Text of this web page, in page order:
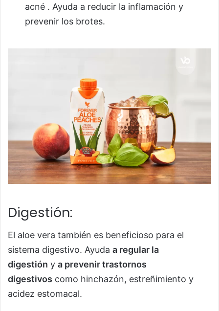
acné . Ayuda a reducir la inflamación y
prevenir los brotes.
Digestión:
El aloe vera también es beneficioso para el
sistema digestivo. Ayuda a regular la
digestión y a prevenir trastornos
digestivos como hinchazón, estreñimiento y
acidez estomacal.